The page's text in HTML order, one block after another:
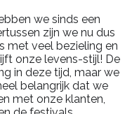
we sinds een
zijn we nu dus
met veel bezieling en
onze levens-stijl! De
in deze tijd, maar we
belangrijk dat we
met onze klanten,